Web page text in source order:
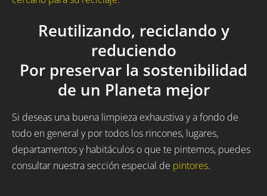
Reutilizando, reciclando y
reduciendo
Por preservar la sostenibilidad
de un Planeta mejor
Si deseas una buena limpieza exhaustiva y a fondo de
todo en general y por todos los rincones, lugares,
departamentos y habitáculos o que te pintemos, puedes
consultar nuestra sección especial de pintores.